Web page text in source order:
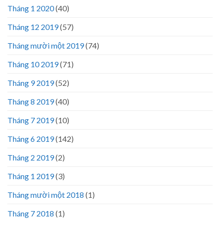
Tháng 1 2020(40)
Tháng 12 2019(57)
Tháng mười một 2019(74)
Tháng 10 2019(71)
Tháng 9 2019(52)
Tháng 8 2019(40)
Tháng 7 2019(10)
Tháng 6 2019(142)
Tháng 2 2019(2)
Tháng 1 2019(3)
Tháng mười một 2018 (1)
Tháng 7 2018 (1)